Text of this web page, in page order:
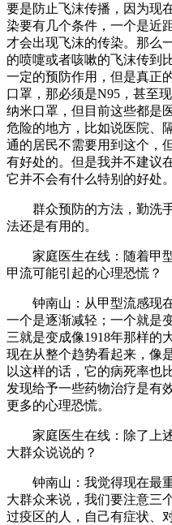
要是防止飞沫传播，因为现
染要有几个条件，一个是近
才会出现飞沫的传染。那么
的喷嚏或者咳嗽的飞沫传到
一定的预防作用，但是真正
口罩，那必须是N95，甚至
纳米口罩，但目前这些都是
危险的地方，比如说医院、
通的居民不需要用到这个，
有好处的。但是我并不建议
它并不会有什么特别的好处。
群众预防的方法，勤洗手
法还是有用的。
家庭医生在线： 随着甲
甲流可能引起的心理恐慌？
钟南山：从甲型流感现在
一个是逐渐减轻；一个就是
三就是变成像1918年那样的
现在从整个趋势看起来，像
以这样的话，它的病死率也
发现给予一些药物治疗是有
更多的心理恐慌。
家庭医生在线： 除了上
大群众说说的？
钟南山：我觉得现在最重
大群众来说，我们要注意三
过疫区的人，自己有症状、